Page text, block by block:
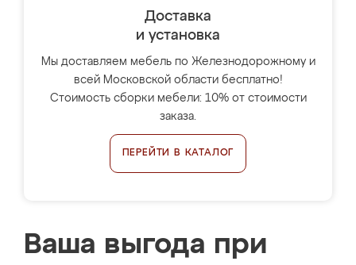
Доставка
и установка
Мы доставляем мебель по Железнодорожному и
всей Московской области бесплатно!
Стоимость сборки мебели: 10% от стоимости
заказа.
ПЕРЕЙТИ В КАТАЛОГ
Ваша выгода при